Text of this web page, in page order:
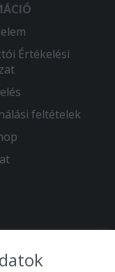
Értékelési
feltételek